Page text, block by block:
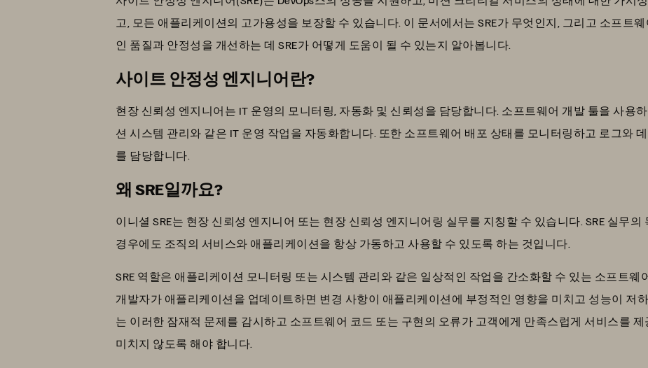
고, 모든 애플리케이션의 고가용성을 보장할 수 있습니다. 이 문서에서는 SRE가 무엇인지, 그리고 소프트
인 품질과 안정성을 개선하는 데 SRE가 어떻게 도움이 될 수 있는지 알아봅니다.
사이트 안정성 엔지니어란?
현장 신뢰성 엔지니어는 IT 운영의 모니터링, 자동화 및 신뢰성을 담당합니다. 소프트웨어 개발 툴을 사용
션 시스템 관리와 같은 IT 운영 작업을 자동화합니다. 또한 소프트웨어 배포 상태를 모니터링하고 로그와
를 담당합니다.
왜 SRE일까요?
이니셜 SRE는 현장 신뢰성 엔지니어 또는 현장 신뢰성 엔지니어링 실무를 지칭할 수 있습니다. SRE 실무
경우에도 조직의 서비스와 애플리케이션을 항상 가동하고 사용할 수 있도록 하는 것입니다.
SRE 역할은 애플리케이션 모니터링 또는 시스템 관리와 같은 일상적인 작업을 간소화할 수 있는 소프트웨
개발자가 애플리케이션을 업데이트하면 변경 사항이 애플리케이션에 부정적인 영향을 미치고 성능이 저
는 이러한 잠재적 문제를 감시하고 소프트웨어 코드 또는 구현의 오류가 고객에게 만족스럽게 서비스를
미치지 않도록 해야 합니다.